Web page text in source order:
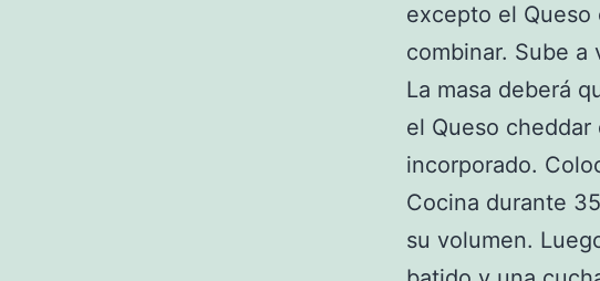
excepto el Queso
combinar. Sube a
La masa deberá
el Queso
incorporado.
Cocina durante
su volumen.